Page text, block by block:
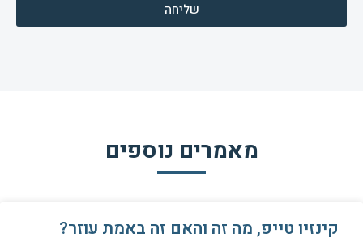
שליחה
מאמרים נוספים
קינזיו טייפ, מה זה והאם זה באמת עוזר?